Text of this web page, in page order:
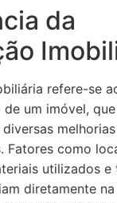
da
refere-se
um imóvel,
Fatores como
utilizados e
diretamente